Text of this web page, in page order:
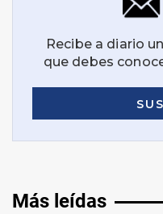
Más leídas